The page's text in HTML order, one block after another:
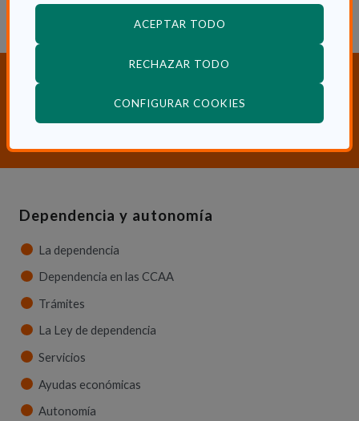
ACEPTAR TODO
RECHAZAR TODO
CONFIGURAR COOKIES
¿Necesitas orientación sobre
Dependencia y Discapacidad?
Dependencia y autonomía
La dependencia
Dependencia en las CCAA
Trámites
La Ley de dependencia
Servicios
Ayudas económicas
Autonomía